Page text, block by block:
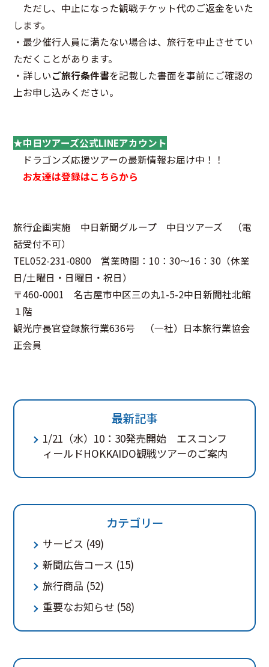
ただし、中止になった観戦チケット代のご返金をいた
します。
・最少催行人員に満たない場合は、旅行を中止させてい
ただくことがあります。
・詳しいご旅行条件書を記載した書面を事前にご確認の
上お申し込みください。
★中日ツアーズ公式LINEアカウント
ドラゴンズ応援ツアーの最新情報お届け中！！
お友達は登録はこちらから
旅行企画実施 中日新聞グループ 中日ツアーズ （電
話受付不可）
TEL052-231-0800 営業時間：10：30～16：30（休業
日/土曜日・日曜日・祝日）
〒460-0001 名古屋市中区三の丸1-5-2中日新聞社北館
１階
観光庁長官登録旅行業636号 （一社）日本旅行業協会
正会員
最新記事
1/21（水）10：30発売開始 エスコンフ
ィールドHOKKAIDO観戦ツアーのご案内
カテゴリー
サービス (49)
新聞広告コース (15)
旅行商品 (52)
重要なお知らせ(58)